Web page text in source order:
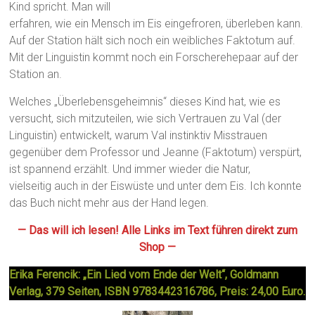
Kind spricht. Man will
erfahren, wie ein Mensch im Eis eingefroren, überleben kann.
Auf der Station hält sich noch ein weibliches Faktotum auf.
Mit der Linguistin kommt noch ein Forscherehepaar auf der
Station an.
Welches „Überlebensgeheimnis“ dieses Kind hat, wie es
versucht, sich mitzuteilen, wie sich Vertrauen zu Val (der
Linguistin) entwickelt, warum Val instinktiv Misstrauen
gegenüber dem Professor und Jeanne (Faktotum) verspürt,
ist spannend erzählt. Und immer wieder die Natur,
vielseitig auch in der Eiswüste und unter dem Eis. Ich konnte
das Buch nicht mehr aus der Hand legen.
— Das will ich lesen! Alle Links im Text führen direkt zum
Shop —
Erika Ferencik: „Ein Lied vom Ende der Welt“, Goldmann
Verlag, 379 Seiten, ISBN 9783442316786, Preis: 24,00 Euro.